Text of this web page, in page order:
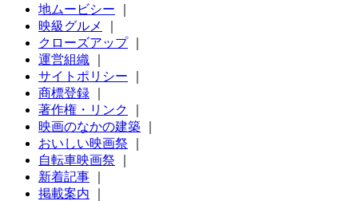
地ムービシー
映級グルメ
クローズアップ｜
運営組織
サイトポリシー
商標登録
著作権・リンク
映画のなかの建築
おいしい映画祭
自転車映画祭
新着記事
掲載案内